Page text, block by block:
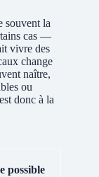
souvent la
cas —
vivre des
change
naître,
ou
donc à la
possible